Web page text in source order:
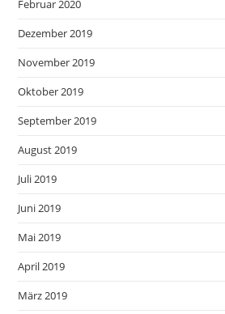
Februar 2020
Dezember 2019
November 2019
Oktober 2019
September 2019
August 2019
Juli 2019
Juni 2019
Mai 2019
April 2019
März 2019